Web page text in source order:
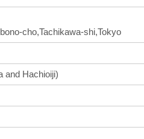
cho,Tachikawa-shi,Tokyo
and Hachioiji)